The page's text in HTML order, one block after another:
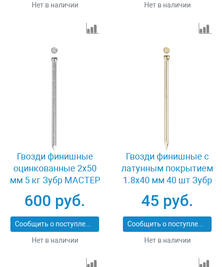
Нет в наличии Нет в наличии
Гвозди финишные
оцинкованные 2x50
мм 5 кг Зубр МАСТЕР
305310-20-050
600 руб.
Сообщить о поступлении
Нет в наличии
Гвозди финишные с
латунным покрытием
1.8x40 мм 40 шт Зубр
ПРОФИ 305336-18-40
45 руб.
Сообщить о поступлении
Нет в наличии